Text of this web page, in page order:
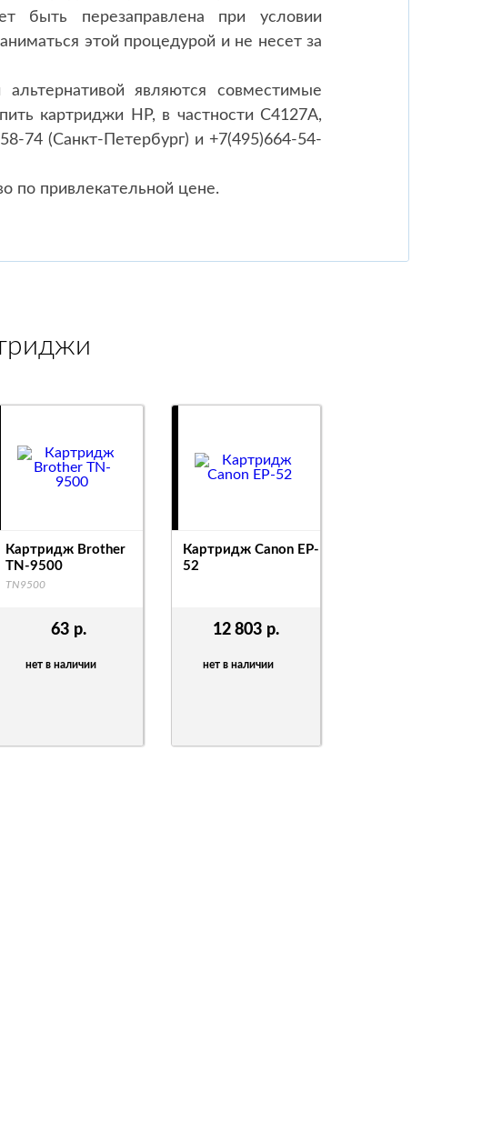
быть перезаправлена при условии
этой процедурой и не несет за
являются совместимые
картриджи HP, в частности C4127A,
74 (Санкт-Петербург) и +7(495)664-54-
по привлекательной цене.
63 р.
нет в наличии
Картридж Brother
TN-9500
TN9500
12 803 р.
нет в наличии
Картридж Canon EP-
52